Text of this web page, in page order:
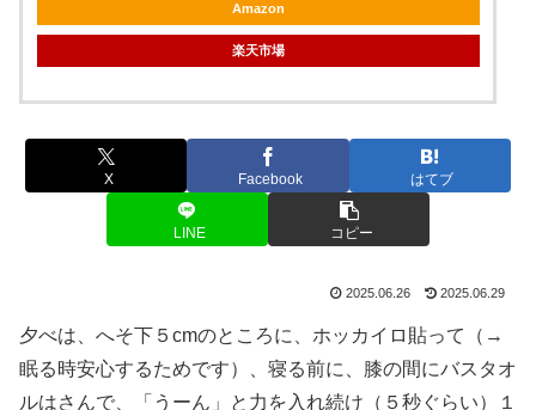
Amazon
楽天市場
X Facebook はてブ
LINE コピー
2025.06.26 2025.06.29
夕べは、へそ下５cmのところに、ホッカイロ貼って（→
眠る時安心するためです）、寝る前に、膝の間にバスタオ
ルはさんで、「うーん」と力を入れ続け（５秒ぐらい）１